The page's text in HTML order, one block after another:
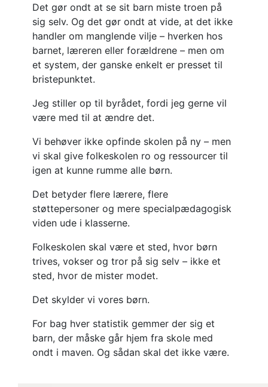
Det gør ondt at se sit barn miste troen på
sig selv. Og det gør ondt at vide, at det ikke
handler om manglende vilje – hverken hos
barnet, læreren eller forældrene – men om
et system, der ganske enkelt er presset til
bristepunktet.
Jeg stiller op til byrådet, fordi jeg gerne vil
være med til at ændre det.
Vi behøver ikke opfinde skolen på ny – men
vi skal give folkeskolen ro og ressourcer til
igen at kunne rumme alle børn.
Det betyder flere lærere, flere
støttepersoner og mere specialpædagogisk
viden ude i klasserne.
Folkeskolen skal være et sted, hvor børn
trives, vokser og tror på sig selv – ikke et
sted, hvor de mister modet.
Det skylder vi vores børn.
For bag hver statistik gemmer der sig et
barn, der måske går hjem fra skole med
ondt i maven. Og sådan skal det ikke være.